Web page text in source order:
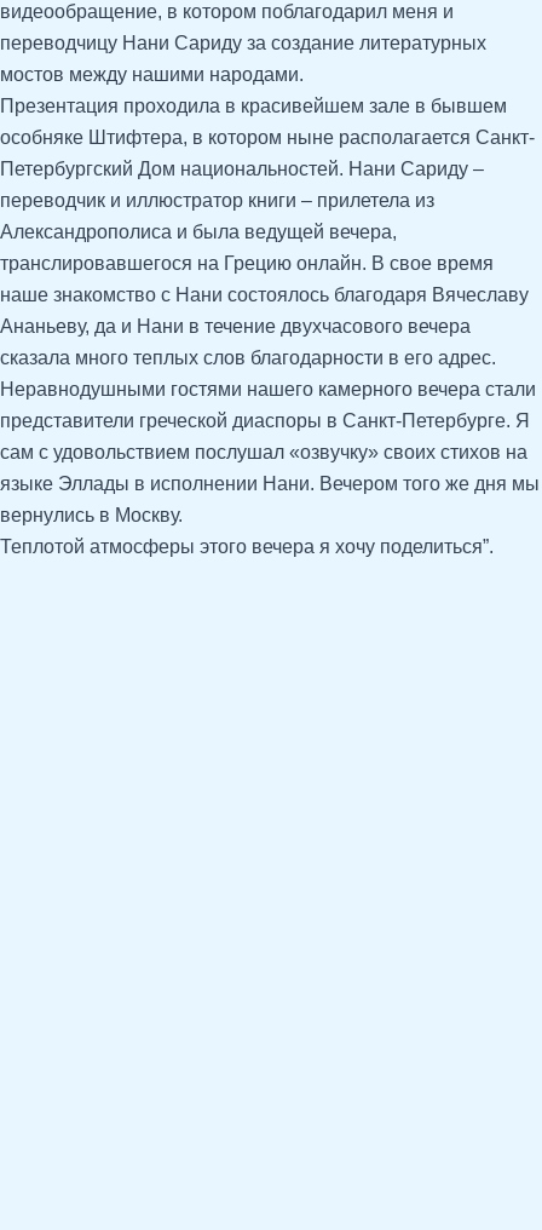
видеообращение, в котором поблагодарил меня и
переводчицу Нани Сариду за создание литературных
мостов между нашими народами.
Презентация проходила в красивейшем зале в бывшем
особняке Штифтера, в котором ныне располагается Санкт-
Петербургский Дом национальностей. Нани Сариду –
переводчик и иллюстратор книги – прилетела из
Александрополиса и была ведущей вечера,
транслировавшегося на Грецию онлайн. В свое время
наше знакомство с Нани состоялось благодаря Вячеславу
Ананьеву, да и Нани в течение двухчасового вечера
сказала много теплых слов благодарности в его адрес.
Неравнодушными гостями нашего камерного вечера стали
представители греческой диаспоры в Санкт-Петербурге. Я
сам с удовольствием послушал «озвучку» своих стихов на
языке Эллады в исполнении Нани. Вечером того же дня мы
вернулись в Москву.
Теплотой атмосферы этого вечера я хочу поделиться”.